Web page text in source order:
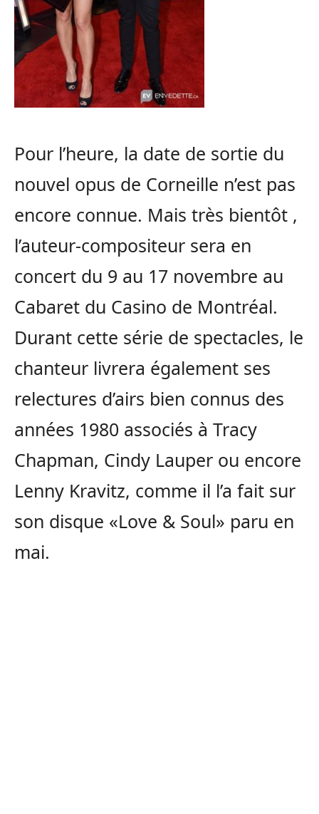
Pour l’heure, la date de sortie du
nouvel opus de Corneille n’est pas
encore connue. Mais très bientôt ,
l’auteur-compositeur sera en
concert du 9 au 17 novembre au
Cabaret du Casino de Montréal.
Durant cette série de spectacles, le
chanteur livrera également ses
relectures d’airs bien connus des
années 1980 associés à Tracy
Chapman, Cindy Lauper ou encore
Lenny Kravitz, comme il l’a fait sur
son disque «Love & Soul» paru en
mai.